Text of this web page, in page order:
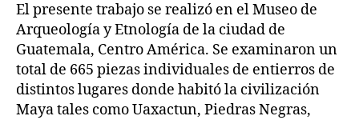
El presente trabajo se realizó en el Museo de
Arqueología y Etnología de la ciudad de
Guatemala, Centro América. Se examinaron un
total de 665 piezas individuales de entierros de
distintos lugares donde habitó la civilización
Maya tales como Uaxactun, Piedras Negras,